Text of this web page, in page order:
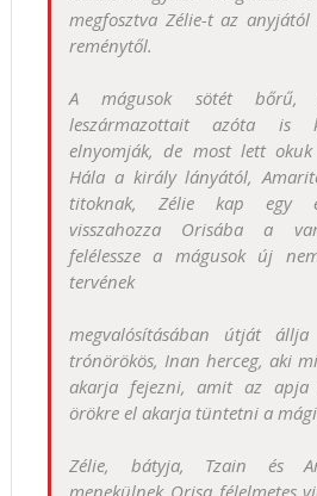
megfosztva Zélie-t az
reménytől.
A mágusok sötét bőrű,
leszármazottait azóta is
elnyomják, de most lett
Hála a király lányától,
titoknak, Zélie kap egy
visszahozza Orisába a
felélessze a mágusok új
tervének
megvalósításában útját
trónörökös, Inan herceg, aki
akarja fejezni, amit az apja
örökre el akarja tüntetni a
Zélie, bátyja, Tzain és